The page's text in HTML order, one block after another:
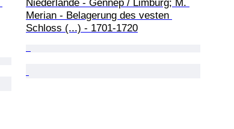
Niederlande - Gennep / Limburg; M.
Merian - Belagerung des vesten
Schloss (...) - 1701-1720